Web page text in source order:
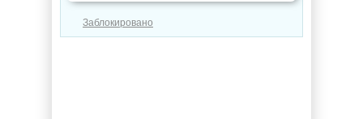
Заблокировано